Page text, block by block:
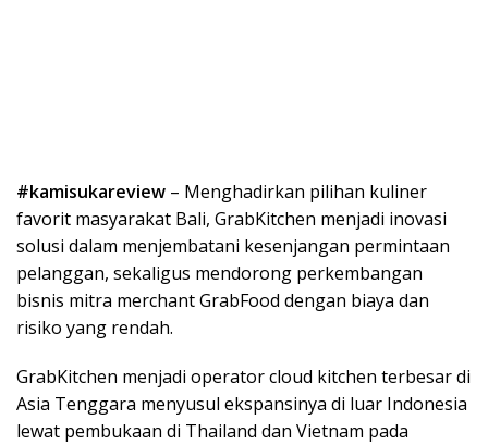
#kamisukareview – Menghadirkan pilihan kuliner
favorit masyarakat Bali, GrabKitchen menjadi inovasi
solusi dalam menjembatani kesenjangan permintaan
pelanggan, sekaligus mendorong perkembangan
bisnis mitra merchant GrabFood dengan biaya dan
risiko yang rendah.
GrabKitchen menjadi operator cloud kitchen terbesar di
Asia Tenggara menyusul ekspansinya di luar Indonesia
lewat pembukaan di Thailand dan Vietnam pada